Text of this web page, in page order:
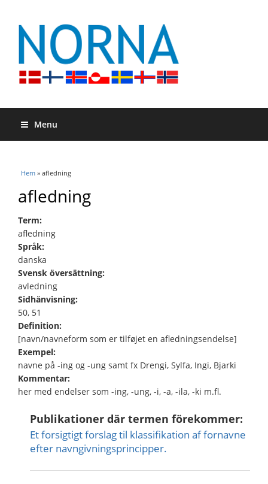
Menu
Du är här
Hem » afledning
afledning
Term:
afledning
Språk:
danska
Svensk översättning:
avledning
Sidhänvisning:
50, 51
Definition:
[navn/navneform som er tilføjet en afledningsendelse]
Exempel:
navne på -ing og -ung samt fx Drengi, Sylfa, Ingi, Bjarki
Kommentar:
her med endelser som -ing, -ung, -i, -a, -ila, -ki m.fl.
Publikationer där termen förekommer:
Et forsigtigt forslag til klassifikation af fornavne
efter navn­givningsprincipper.